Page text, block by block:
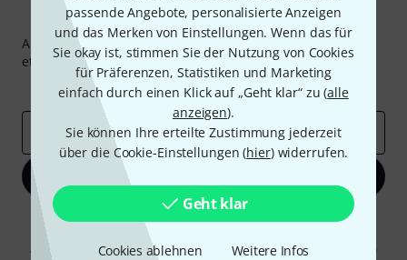
passende Angebote, personalisierte Anzeigen
und das Merken von Einstellungen. Wenn das für
Sie okay ist, stimmen Sie der Nutzung von Cookies
für Präferenzen, Statistiken und Marketing
einfach durch einen Klick auf „Geht klar“ zu (alle
anzeigen).
Sie können Ihre erteilte Zustimmung jederzeit
über die Cookie-Einstellungen (hier) widerrufen.
Geht klar
Cookies ablehnen Weitere Infos
Thomann Newsletter
Abonniere den Thomann Newsletter und gewinne mit
etwas Glück einen von50 Gutscheinenüber jeweils50€
Inspirierende Beiträge
Deals Thomann Insights
E-Mail-Adresse*
Mit Klick auf „Jetzt anmelden“ stimmen Sie dem Erhalt von E-Mail-
Werbung und einer Messung des E-Mail-Nutzungsverhaltens zu. Die
Abmeldung ist jederzeit möglich. Weitere Informationen finden Sie in